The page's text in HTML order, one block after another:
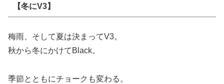
【冬にV3】
梅雨、そして夏は決まってV3。
秋から冬にかけてBlack。
季節とともにチョークも変わる。